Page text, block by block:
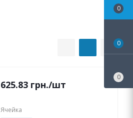
625.83 грн./шт
Ячейка
0
0
0